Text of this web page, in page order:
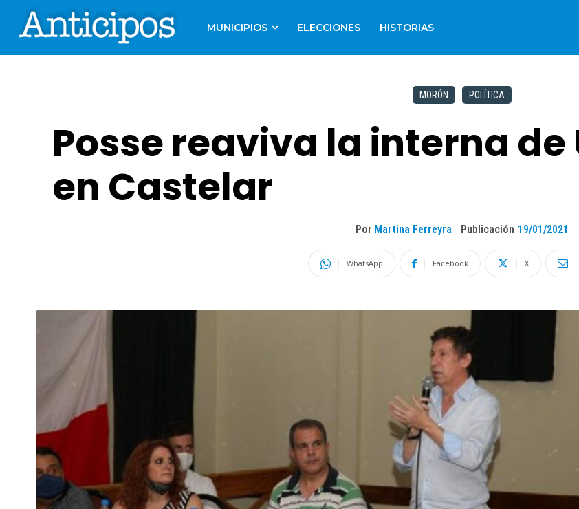
MUNICIPIOS ELECCIONES HISTORIAS
MORÓN POLÍTICA
Posse reaviva la interna de
en Castelar
Por Martina Ferreyra Publicación 19/01/2021
WhatsApp Facebook X